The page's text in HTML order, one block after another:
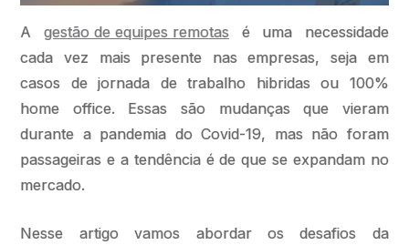
A gestão de equipes remotasé uma necessidade
cada vez mais presente nas empresas, seja em
casos de jornada de trabalho hibridas ou 100%
home office. Essas são mudanças que vieram
durante a pandemia do Covid-19, mas não foram
passageiras e a tendência é de que se expandam no
mercado.
Nesse artigo vamos abordar os desafios da